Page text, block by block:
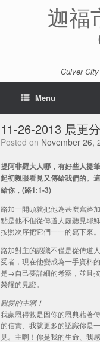
迦福
Culver
Menu
11-26-2013 晨更
Posted on November 26,
提阿非羅大人哪，有好些人提
起初親眼看見又傳給我們的。
給你，(路1:1-3)
路加一開頭就把他為甚麼寫路
點是他不但從傳道人處聽見耶
按照次序把它們一一的寫下來。
路加對主的認識不僅是從傳道
受者，現在他變成為一手資料
是→自己要詳細的考察，並且
榮耀的見證。
親愛的主啊！
我蒙恩得救是因你的恩典藉著
的信實、我就更多的認識你是
見。主啊！你是我的生命、我感